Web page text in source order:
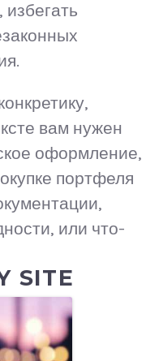
вам нужен
оформление,
портфеля
или что-
SITE